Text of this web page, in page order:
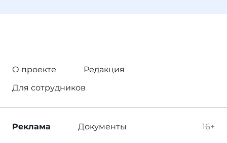
О проекте
Редакция
Для сотрудников
16+
Реклама Документы